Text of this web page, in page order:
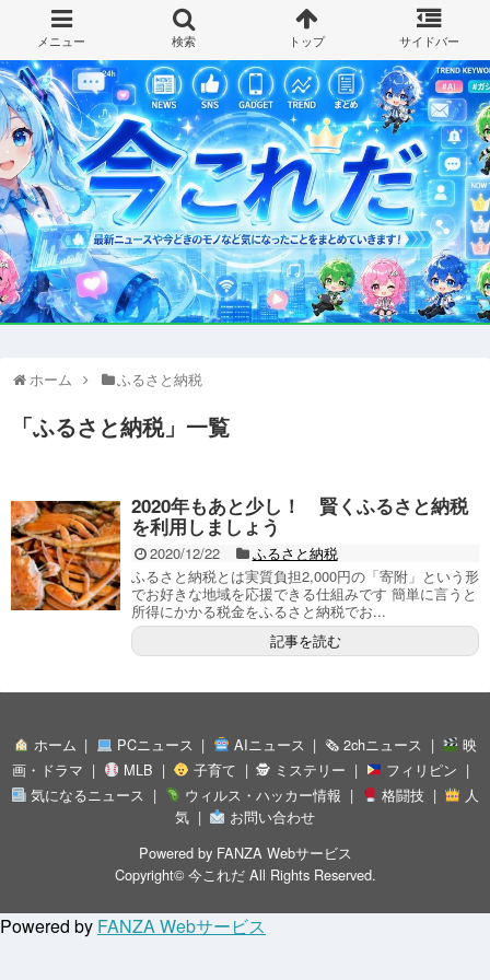
ホーム ふるさと納税
「ふるさと納税」 一覧
2020年もあと少し！ 賢くふるさと納税
を利用しましょう
2020/12/22
ふるさと納税
ふるさと納税とは実質負担2,000円の「寄附」という形
でお好きな地域を応援できる仕組みです 簡単に言うと
所得にかかる税金をふるさと納税でお...
記事を読む
ホーム PCニュース AIニュース 🗞 2chニュース
映
画・ドラマ
MLB 子育て 🕵 ミステリー
フィリピン
気になるニュース
ウィルス・ハッカー情報 格闘技
人
気
お問い合わせ
Powered by FANZA Webサービス
Copyright© 今これだAll Rights Reserved.
Powered by FANZA Webサービス